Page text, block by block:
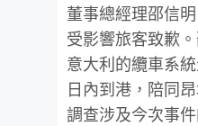
董事總經理邵信
受影響旅客致歉
意大利的纜車系
日內到港，陪同
調查涉及今次事